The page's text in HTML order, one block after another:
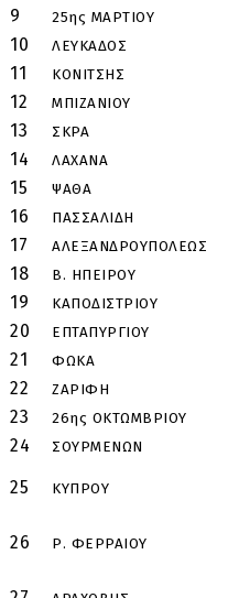
9 25ης ΜΑΡΤΙΟΥ
10 ΛΕΥΚΑΔΟΣ
11 ΚΟΝΙΤΣΗΣ
12 ΜΠΙΖΑΝΙΟΥ
13 ΣΚΡΑ
14 ΛΑΧΑΝΑ
15 ΨΑΘΑ
16 ΠΑΣΣΑΛΙΔΗ
17 ΑΛΕΞΑΝΔΡΟΥΠΟΛΕΩΣ
18 Β. ΗΠΕΙΡΟΥ
19 ΚΑΠΟΔΙΣΤΡΙΟΥ
20 ΕΠΤΑΠΥΡΓΙΟΥ
21 ΦΩΚΑ
22 ΖΑΡΙΦΗ
23 26ης ΟΚΤΩΜΒΡΙΟΥ
24 ΣΟΥΡΜΕΝΩΝ
25 ΚΥΠΡΟΥ
26 Ρ. ΦΕΡΡΑΙΟΥ